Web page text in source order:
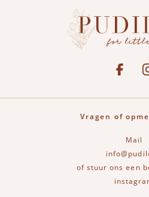
See our
Vragen of
Mail
of stuur ons een